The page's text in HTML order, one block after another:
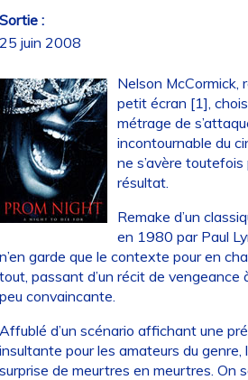
:
juin 2008
Nelson McCormick,
petit écran [1],
métrage de
incontournable du
ne s’avère
résultat.
Remake d’un
en 1980 par Paul
garde que le contexte pour en
passant d’un récit de vengeance
convaincante.
d’un scénario affichant une
pour les amateurs du genre,
de meurtres en meurtres. On